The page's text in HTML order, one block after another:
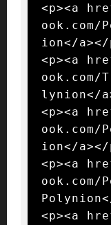
<p><a
ook.com/
ion</a></
<p><a
ook.com/
lynion</
<p><a
ook.com/
ion</a></
<p><a
ook.com/
<p><a